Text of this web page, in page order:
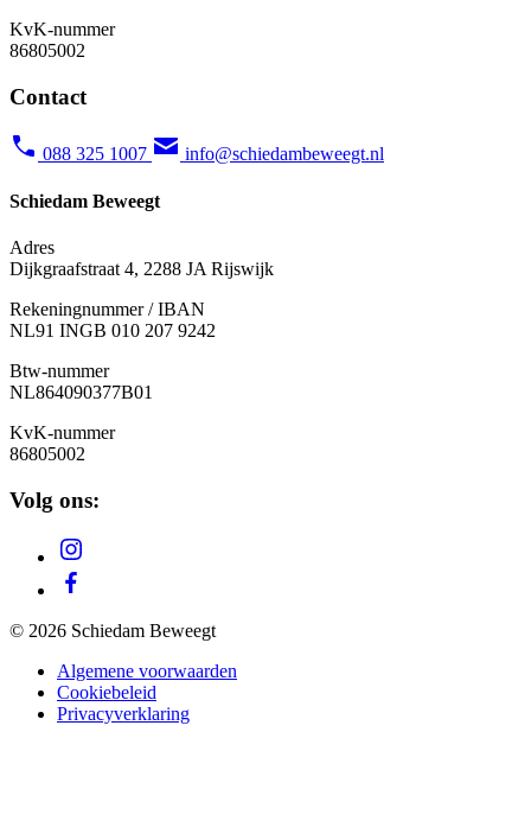
KvK-nummer
86805002
Contact
088 325 1007 info@schiedambeweegt.nl
Schiedam Beweegt
Adres
Dijkgraafstraat 4, 2288 JA Rijswijk
Rekeningnummer / IBAN
NL91 INGB 010 207 9242
Btw-nummer
NL864090377B01
KvK-nummer
86805002
Volg ons:
© 2026 Schiedam Beweegt
Algemene voorwaarden
Cookiebeleid
Privacyverklaring